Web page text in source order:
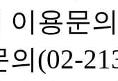
이용문
(02-